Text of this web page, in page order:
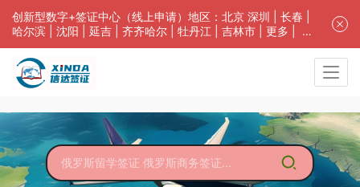
创新型数字+签证中心（线上申请）地区： 北京 深圳 长春
哈尔滨
沈阳 延吉 齐齐哈尔 | 牡丹江 | 吉林市 | 更多 | 客
服中心
中青旅信达联合签证中心咨询电话：4008618808。专业留学
签证 商务签证 探亲签证 旅游签证 涉外公证 外交部认证 单
（双认证），
；
构：信达出入境服务有限公司/中青国际旅行社有限公司.专
业：留学签证 商务签证 探亲签证 旅游签证 涉外公证 外交部
认证 单（双认证），海牙认证。